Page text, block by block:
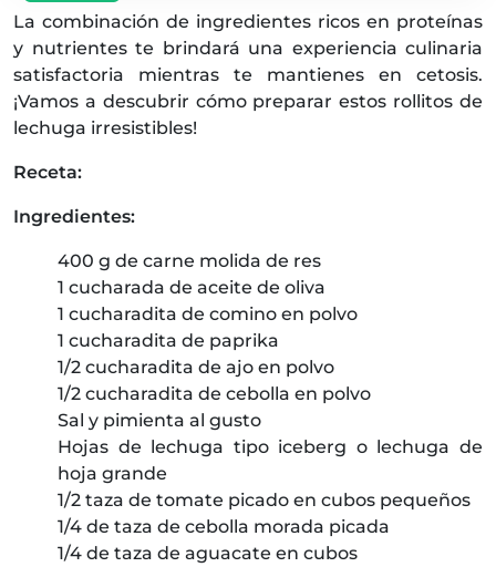
La combinación de ingredientes ricos en proteínas
y nutrientes te brindará una experiencia culinaria
satisfactoria mientras te mantienes en cetosis.
¡Vamos a descubrir cómo preparar estos rollitos de
lechuga irresistibles!
Receta:
Ingredientes:
400 g de carne molida de res
1 cucharada de aceite de oliva
1 cucharadita de comino en polvo
1 cucharadita de paprika
1/2 cucharadita de ajo en polvo
1/2 cucharadita de cebolla en polvo
Sal y pimienta al gusto
Hojas de lechuga tipo iceberg o lechuga de
hoja grande
1/2 taza de tomate picado en cubos pequeños
1/4 de taza de cebolla morada picada
1/4 de taza de aguacate en cubos